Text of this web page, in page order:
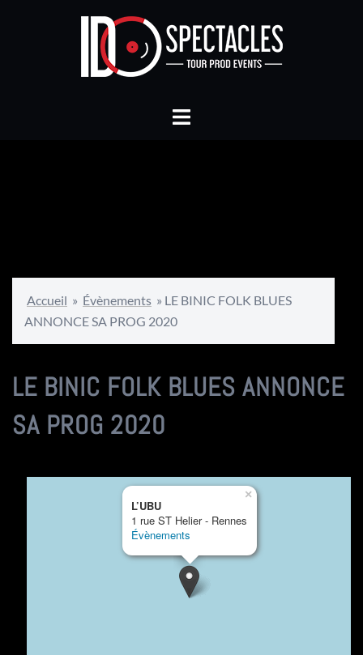
Accueil » Évènements » LE BINIC FOLK BLUES
ANNONCE SA PROG 2020
LE BINIC FOLK BLUES ANNONCE
SA PROG 2020
L’UBU
1 rue ST Helier - Rennes
Évènements
×